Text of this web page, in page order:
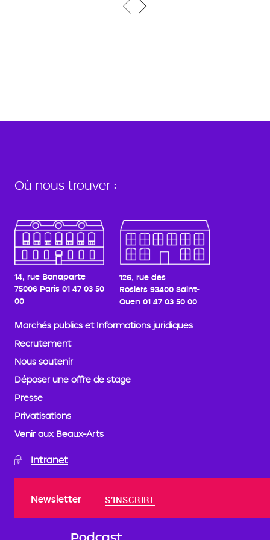
Où nous trouver :
14, rue Bonaparte
75006 Paris 01 47 03 50
00
126, rue des
Rosiers 93400 Saint-
Ouen 01 47 03 50 00
Marchés publics et Informations juridiques
Recrutement
Nous soutenir
Déposer une offre de stage
Presse
Privatisations
Venir aux Beaux-Arts
Intranet
Newsletter S'INSCRIRE